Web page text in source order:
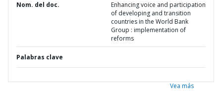
Nom. del doc.
Enhancing voice and participation
of developing and transition
countries in the World Bank
Group : implementation of
reforms
Palabras clave
Vea más